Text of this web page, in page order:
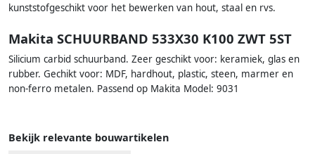
kunststofgeschikt voor het bewerken van hout, staal en rvs.
Makita SCHUURBAND 533X30 K100 ZWT 5ST
Silicium carbid schuurband. Zeer geschikt voor: keramiek, glas en
rubber. Gechikt voor: MDF, hardhout, plastic, steen, marmer en
non-ferro metalen. Passend op Makita Model: 9031
Bekijk relevante bouwartikelen